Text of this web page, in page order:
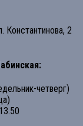
Константинова, 2
четверг)